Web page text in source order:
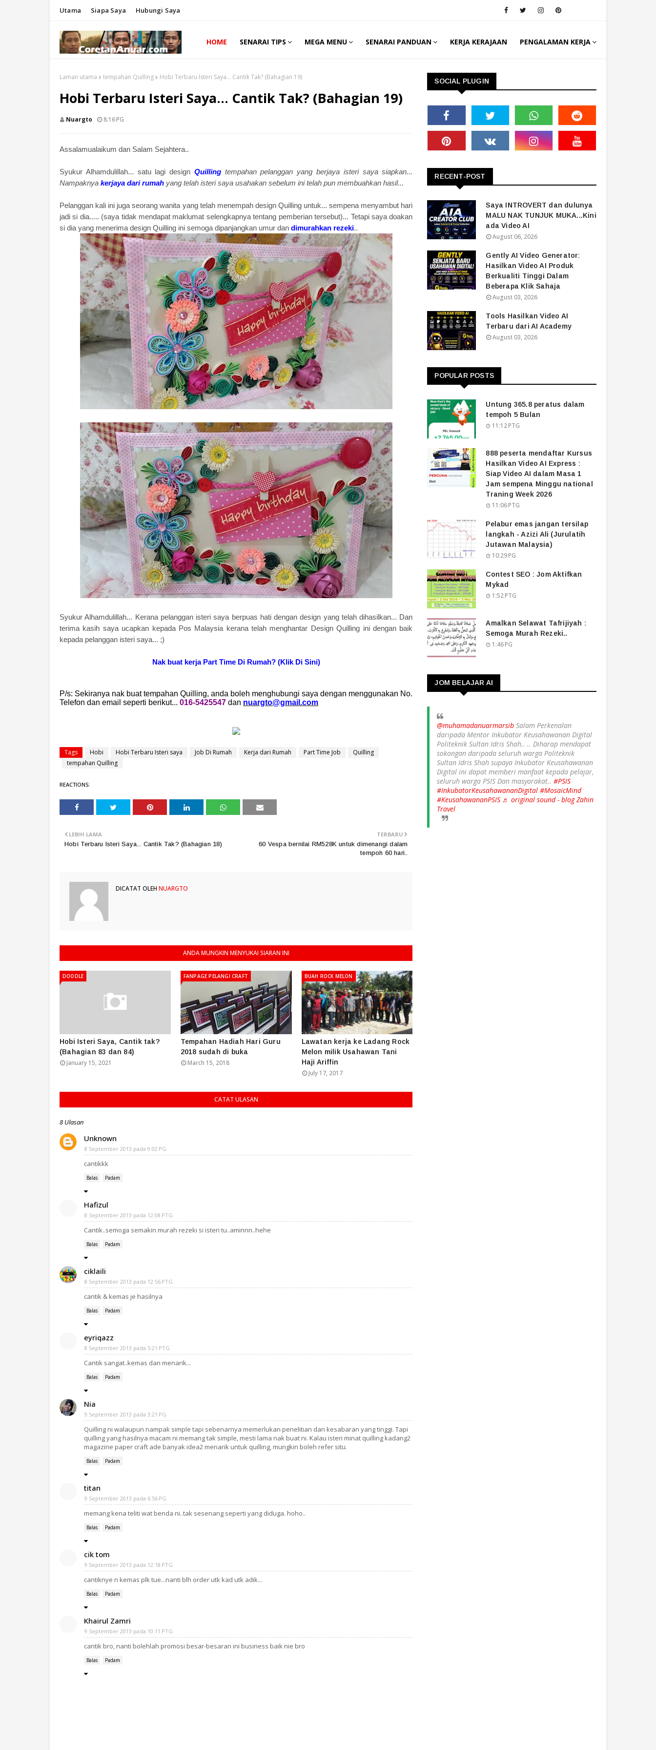
Utama Siapa Saya Hubungi Saya
HOME SENARAI TIPS MEGA MENU SENARAI PANDUAN KERJA KERAJAAN PENGALAMAN KERJA
Laman utama tempahan Quilling Hobi Terbaru Isteri Saya... Cantik Tak? (Bahagian 19)
Hobi Terbaru Isteri Saya... Cantik Tak? (Bahagian 19)
Nuargto 8:16 PG
Assalamualaikum dan Salam Sejahtera..
Syukur Alhamdulillah... satu lagi design Quillingtempahan pelanggan yang berjaya isteri saya siapkan...
Nampaknya kerjaya dari rumah yang telah isteri saya usahakan sebelum ini telah pun membuahkan hasil...
Pelanggan kali ini juga seorang wanita yang telah menempah design Quilling untuk... sempena menyambut hari
jadi si dia..... (saya tidak mendapat maklumat selengkapnya tentang pemberian tersebut)... Tetapi saya doakan
si dia yang menerima design Quilling ini semoga dipanjangkan umur dan dimurahkan rezeki..
Syukur Alhamdulillah... Kerana pelanggan isteri saya berpuas hati dengan design yang telah dihasilkan... Dan
terima kasih saya ucapkan kepada Pos Malaysia kerana telah menghantar Design Quilling ini dengan baik
kepada pelanggan isteri saya... ;)
Nak buat kerja Part Time Di Rumah? (Klik Di Sini)
P/s: Sekiranya nak buat tempahan Quilling, anda boleh menghubungi saya dengan menggunakan No.
Telefon dan email seperti berikut... 016-5425547 dan nuargto@gmail.com
Tags Hobi Hobi Terbaru Isteri saya Job Di Rumah Kerja dari Rumah Part Time Job
Quilling
tempahan Quilling
REACTIONS:
TERBARU
60 Vespa bernilai RM528K untuk dimenangi dalam
tempoh 60 hari..
LEBIH LAMA
Hobi Terbaru Isteri Saya... Cantik Tak? (Bahagian 18)
DICATAT OLEH NUARGTO
ANDA MUNGKIN MENYUKAI SIARAN INI
DOODLE
Hobi Isteri Saya, Cantik tak?
(Bahagian 83 dan 84)
January 15, 2021
FANPAGE PELANGI CRAFT
Tempahan Hadiah Hari Guru
2018 sudah di buka
March 15, 2018
BUAH ROCK MELON
Lawatan kerja ke Ladang Rock
Melon milik Usahawan Tani
Haji Ariffin
July 17, 2017
CATAT ULASAN
8 Ulasan
Unknown
8 September 2013 pada 9:02 PG
cantikkk
Balas Padam
Hafizul
8 September 2013 pada 12:08 PTG
Cantik..semoga semakin murah rezeki si isteri tu..aminnn..hehe
Balas Padam
ciklaili
8 September 2013 pada 12:56 PTG
cantik & kemas je hasilnya
Balas Padam
eyriqazz
8 September 2013 pada 5:21 PTG
Cantik sangat..kemas dan menarik...
Balas Padam
Nia
9 September 2013 pada 3:21 PG
Quilling ni walaupun nampak simple tapi sebenarnya memerlukan penelitian dan kesabaran yang tinggi. Tapi
quilling yang hasilnya macam ni memang tak simple, mesti lama nak buat ni. Kalau isteri minat quilling kadang2
magazine paper craft ade banyak idea2 menarik untuk quilling, mungkin boleh refer situ.
Balas Padam
titan
9 September 2013 pada 6:56 PG
memang kena teliti wat benda ni..tak sesenang seperti yang diduga. hoho..
Balas Padam
cik tom
9 September 2013 pada 12:18 PTG
cantiknye n kemas plk tue...nanti blh order utk kad utk adik...
Balas Padam
Khairul Zamri
9 September 2013 pada 10:11 PTG
cantik bro, nanti bolehlah promosi besar-besaran ini business baik nie bro
Balas Padam
SOCIAL PLUGIN
RECENT-POST
Saya INTROVERT dan dulunya
MALU NAK TUNJUK MUKA...Kini
ada Video AI
August 06, 2026
Gently AI Video Generator:
Hasilkan Video AI Produk
Berkualiti Tinggi Dalam
Beberapa Klik Sahaja
August 03, 2026
Tools Hasilkan Video AI
Terbaru dari AI Academy
August 03, 2026
POPULAR POSTS
Untung 365.8 peratus dalam
tempoh 5 Bulan
11:12 PTG
888 peserta mendaftar Kursus
Hasilkan Video AI Express :
Siap Video AI dalam Masa 1
Jam sempena Minggu national
Traning Week 2026
11:06 PTG
Pelabur emas jangan tersilap
langkah - Azizi Ali (Jurulatih
Jutawan Malaysia)
10:29 PG
Contest SEO : Jom Aktifkan
Mykad
1:52 PTG
Amalkan Selawat Tafrijiyah :
Semoga Murah Rezeki..
1:46 PG
JOM BELAJAR AI
@muhamadanuarmarsib Salam Perkenalan
daripada Mentor Inkubator Keusahawanan Digital
Politeknik Sultan Idris Shah.. .. Diharap mendapat
sokongan daripada seluruh warga Politeknik
Sultan Idris Shah supaya Inkubator Keusahawanan
Digital ini dapat memberi manfaat kepada pelajar,
seluruh warga PSIS Dan masyarakat..#PSIS
#InkubatorKeusahawananDigital #MosaicMind
#KeusahawananPSIS ♬ original sound - blog Zahin
Travel